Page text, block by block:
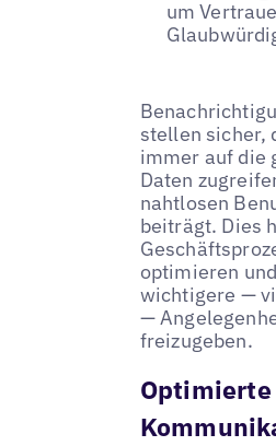
um
stellen sicher,
immer auf die
Daten
nahtlosen
beiträgt. Dies
optimieren
wichtigere —
—
freizugeben.
Optimierte